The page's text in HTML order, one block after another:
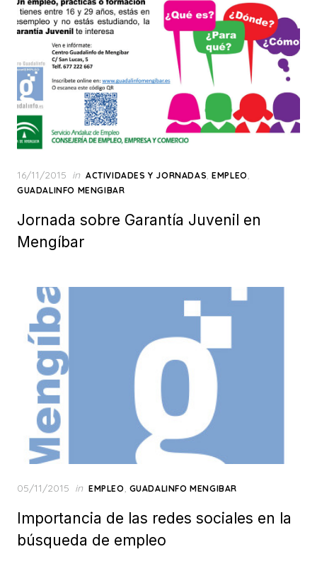
Posted
on
16/11/2015 in ACTIVIDADES Y JORNADAS,EMPLEO,
GUADALINFO MENGIBAR
Jornada sobre Garantía Juvenil en
Mengíbar
Posted
05/11/2015 in EMPLEO, GUADALINFO MENGIBAR
Importancia de las redes sociales en la
búsqueda de empleo